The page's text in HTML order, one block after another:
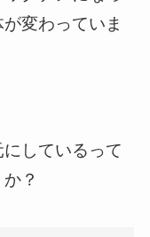
変わっていま
しているって
？